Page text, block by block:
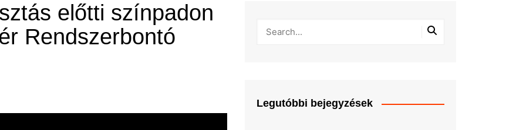
előtti színpadon
Rendszerbontó
Legutóbbi bejegyzések